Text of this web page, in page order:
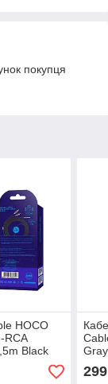
покупця
HOCO
RCA
Black
299